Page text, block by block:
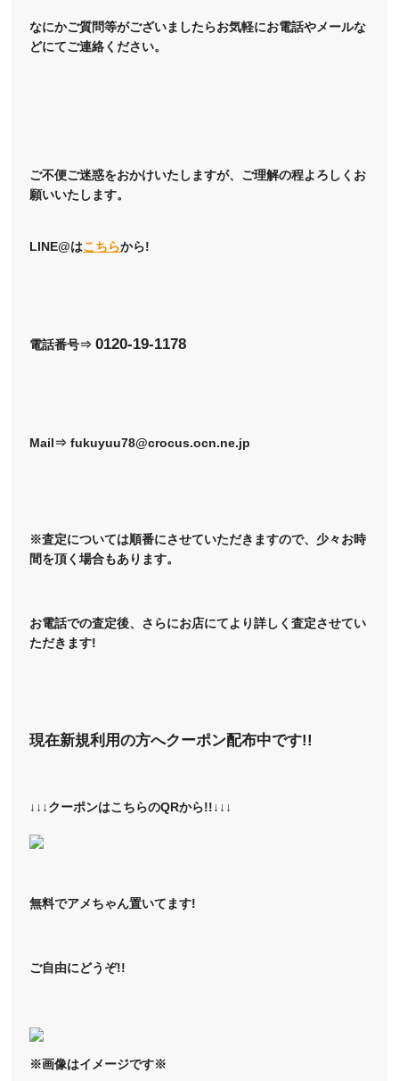
なにかご質問等がございましたらお気軽にお電話やメールな
どにてご連絡ください。
ご不便ご迷惑をおかけいたしますが、ご理解の程よろしくお
願いいたします。
LINE@はこちらから!
電話番号⇒0120-19-1178
Mail⇒ fukuyuu78@crocus.ocn.ne.jp
※査定については順番にさせていただきますので、少々お時
間を頂く場合もあります。
お電話での査定後、さらにお店にてより詳しく査定させてい
ただきます!
現在新規利用の方へクーポン配布中です!!
↓↓↓クーポンはこちらのQRから!!↓↓↓
無料でアメちゃん置いてます!
ご自由にどうぞ!!
※画像はイメージです※